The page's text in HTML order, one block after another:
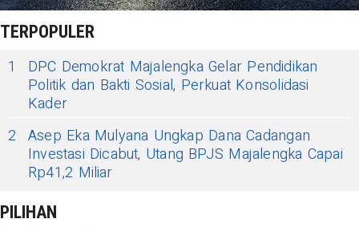
TERPOPULER
1
DPC Demokrat Majalengka Gelar Pendidikan
Politik dan Bakti Sosial, Perkuat Konsolidasi
Kader
2 Asep Eka Mulyana Ungkap Dana Cadangan
Investasi Dicabut, Utang BPJS Majalengka Capai
Rp41,2 Miliar
PILIHAN